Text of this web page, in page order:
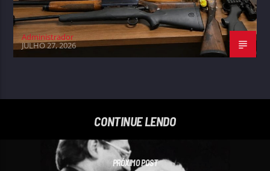
Administrador
JULHO 27, 2026
CONTINUE LENDO
PRÓXIMO POST